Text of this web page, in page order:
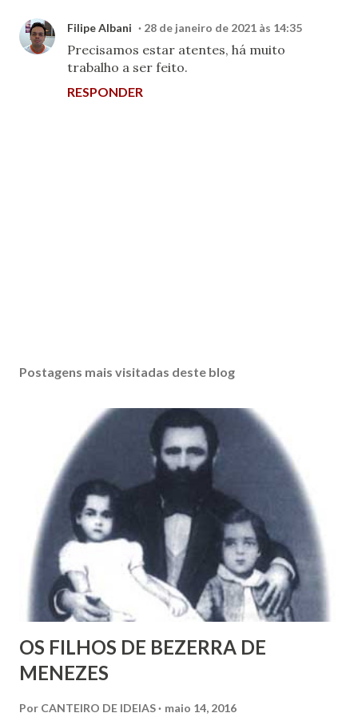
Filipe Albani 28 de janeiro de 2021 às 14:35
Precisamos estar atentes, há muito
trabalho a ser feito.
RESPONDER
s
Postagens mais visitadas deste blog
OS FILHOS DE BEZERRA DE
MENEZES
Por CANTEIRO DE IDEIAS maio 14, 2016